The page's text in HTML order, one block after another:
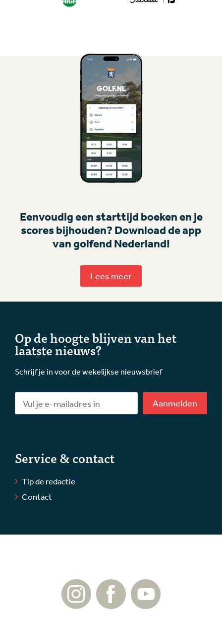
Eenvoudig een starttijd boeken en je
scores bijhouden? Download de app
van golfend Nederland!
Lees meer
Op de hoogte blijven van het
laatste nieuws?
Schrijf je in voor de wekelijkse nieuwsbrief
Aanmelden
Service & contact
Tip de redactie
Contact